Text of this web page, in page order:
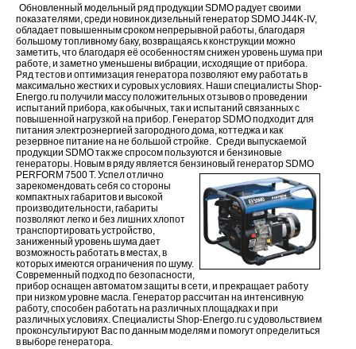
Обновленный модельный ряд продукции SDMO радует своими
показателями, среди новинок дизельный генератор SDMO J44K-IV,
обладает повышенным сроком непрерывной работы, благодаря
большому топливному баку, возвращаясь к конструкции можно
заметить, что благодаря её особенностям снижен уровень шума при
работе, и заметно уменьшены вибрации, исходящие от прибора.
Ряд тестов и оптимизация генератора позволяют ему работать в
максимально жестких и суровых условиях. Наши специалисты Shop-
Energo.ru получили массу положительных отзывов о проведении
испытаний прибора, как обычных, так и испытаний связанных с
повышенной нагрузкой на прибор. Генератор SDMO подходит для
питания электроэнергией загородного дома, коттеджа и как
резервное питание на не большой стройке. Среди выпускаемой
продукции SDMO так же спросом пользуются и бензиновые
генераторы. Новым в ряду является бензиновый генераторSDMO
PERFORM 7500 T. Успел отлично
зарекомендовать себя со стороны
компактных габаритов и высокой
производительности, габариты
позволяют легко и без лишних хлопот
транспортировать устройство,
заниженный уровень шума дает
возможность работать в местах, в
которых имеются ограничения по шуму.
Современный подход по безопасности,
прибор оснащен автоматом защиты в сети, и прекращает работу
при низком уровне масла. Генератор рассчитан на интенсивную
работу, способен работать на различных площадках и при
различных условиях. Специалисты Shop-Energo.ru с удовольствием
проконсультируют Вас по данным моделям и помогут определиться
в выборе генератора.